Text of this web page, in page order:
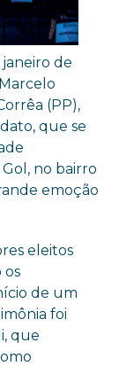
de
(PP),
que se
no bairro
emoção
eleitos
os
de um
foi
que